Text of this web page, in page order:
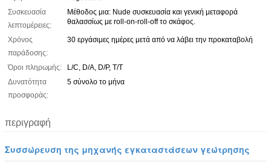
Συσκευασία
λεπτομέρειες:
Μέθοδος μια: Nude συσκευασία και γενική μεταφορά
θαλασσίως με roll-on-roll-off το σκάφος.
Χρόνος
παράδοσης:
30 εργάσιμες ημέρες μετά από να λάβει την προκαταβολή
Όροι πληρωμής:
L/C, D/A, D/P, T/T
Δυνατότητα
προσφοράς:
5 σύνολο το μήνα
περιγραφή
Συσσώρευση της μηχανής εγκαταστάσεων γεώτρησης